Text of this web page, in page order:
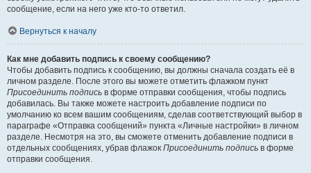
сообщение, если на него уже кто-то ответил.
Вернуться к началу
Как мне добавить подпись к своему сообщению?
Чтобы добавить подпись к сообщению, вы должны сначала создать её в
личном разделе. После этого вы можете отметить флажком пункт
Присоединить подпись в форме отправки сообщения, чтобы подпись
добавилась. Вы также можете настроить добавление подписи по
умолчанию ко всем вашим сообщениям, сделав соответствующий выбор в
параграфе «Отправка сообщений» пункта «Личные настройки» в личном
разделе. Несмотря на это, вы сможете отменить добавление подписи в
отдельных сообщениях, убрав флажок Присоединить подпись в форме
отправки сообщения.